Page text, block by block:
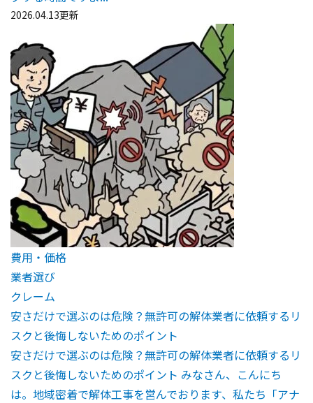
2026.04.13更新
費用・価格
業者選び
クレーム
安さだけで選ぶのは危険？無許可の解体業者に依頼するリ
スクと後悔しないためのポイント
安さだけで選ぶのは危険？無許可の解体業者に依頼するリ
スクと後悔しないためのポイント みなさん、こんにち
は。地域密着で解体工事を営んでおります、私たち「アナ